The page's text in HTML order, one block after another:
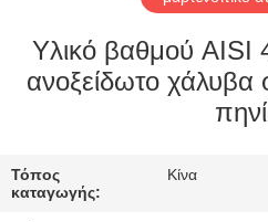
ΓΎΡΟΣ
ΕΡΓΟΣΤΑΣΊΩΝ
ΈΛΕΓΧΟΣ
Υλικό βαθμού AISI
ανοξείδωτο χάλυβα
Τόπος
καταγωγής:
Κίνα